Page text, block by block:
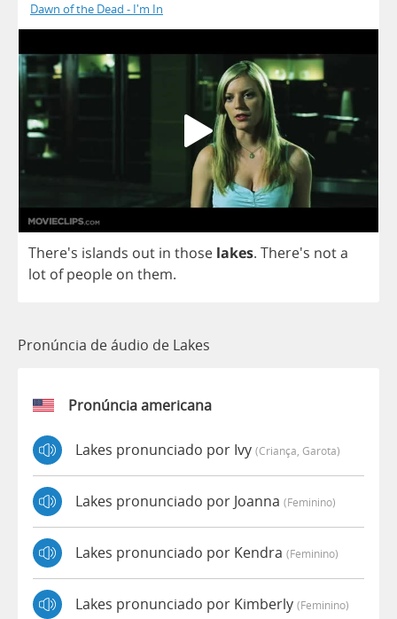
Dawn of the Dead - I'm In
There's islands out in those lakes. There's nota
lot of people on them.
Pronúncia de áudio de Lakes
Pronúncia americana
Lakes pronunciado por Ivy (criança, Garota)
Lakes pronunciado por Joanna (feminino)
Lakes pronunciado por Kendra (feminino)
Lakes pronunciado por Kimberly (feminino)